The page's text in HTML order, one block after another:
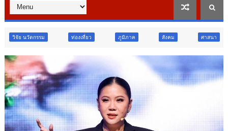
ท่องเที่ยว ภูมิภาค สังคม ศาสนา การศึกษา